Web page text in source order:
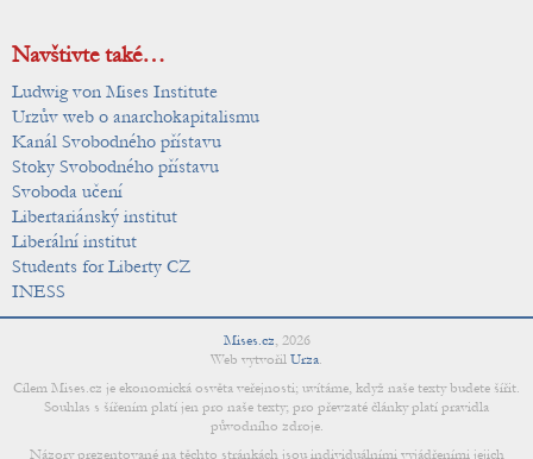
Navštivte také…
Ludwig von Mises Institute
Urzův web o anarchokapitalismu
Kanál Svobodného přístavu
Stoky Svobodného přístavu
Svoboda učení
Libertariánský institut
Liberální institut
Students for Liberty CZ
INESS
Mises.cz, 2026
Web vytvořil Urza.
Cílem Mises.cz je ekonomická osvěta veřejnosti; uvítáme, když naše texty budete šířit.
Souhlas s šířením platí jen pro naše texty; pro převzaté články platí pravidla
původního zdroje.
Názory prezentované na těchto stránkách jsou individuálními vyjádřeními jejich